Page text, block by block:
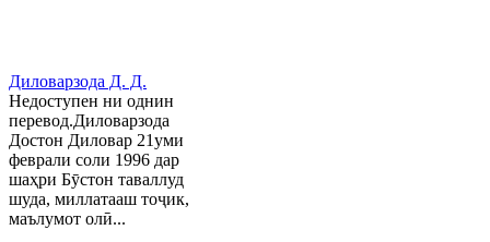
Диловарзода Д. Д.
Недоступен ни однин
перевод.Диловарзода
Достон Диловар 21уми
феврали соли 1996 дар
шаҳри Бӯстон таваллуд
шуда, миллатааш тоҷик,
маълумот олӣ...